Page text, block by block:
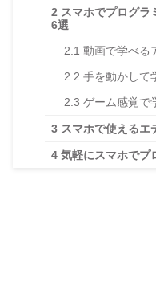
2 スマホでプログラ
6選
2.1 動画で学べる
2.2 手を動かして
2.3 ゲーム感覚で
3 スマホで使えるエ
4 気軽にスマホでプ